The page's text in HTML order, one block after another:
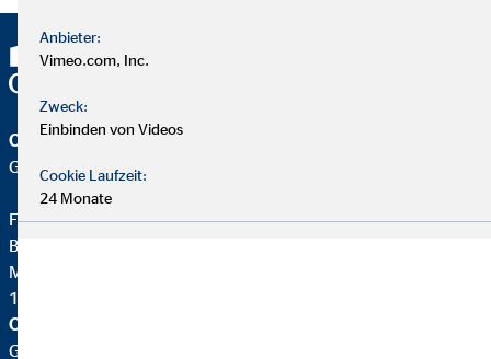
OVB Vermögensberatung AG
Geschäftsstelle | Berlin
Florian Heuer
Bezirksleiter für die OVB
Möllendorffstr. 3
10367 Berlin
OVB Vermögensberatung AG
Geschäftsstelle |
Anbieter:
Vimeo.com, Inc.
Zweck:
Einbinden von Videos
Cookie Laufzeit:
24 Monate